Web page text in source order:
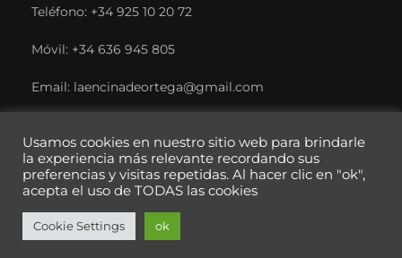
Teléfono: +34 925 10 20 72
Móvil: +34 636 945 805
Email: laencinadeortega@gmail.com
© 2026 La Encina de Ortega. Todos los derechos reservados. |
Desarrollado por Marketing Cerca
Usamos cookies en nuestro sitio web para brindarle
la experiencia más relevante recordando sus
preferencias y visitas repetidas. Al hacer clic en "ok",
acepta el uso de TODAS las cookies
Cookie Settings ok